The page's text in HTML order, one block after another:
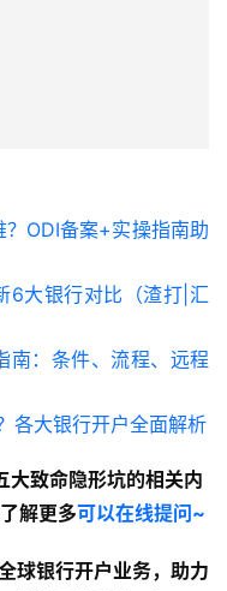
ODI备案+实操指南助
大银行对比（渣打|汇
南：条件、流程、远程
各大银行开户全面解析
大致命隐形坑的相关内
解更多可以在线提问~
球银行开户业务，助力